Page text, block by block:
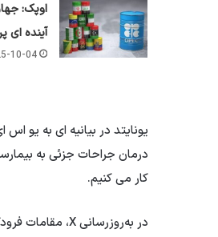
اوپک:
آینده ای
10-04
یونایتد در بیانیه ای به یو
درمان جراحات جزئی به
کار می کنیم.